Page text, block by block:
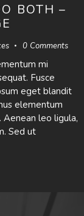
BOTH –
0 Comments
mi
Fusce
eget blandit
elementum
leo ligula,
Sed ut